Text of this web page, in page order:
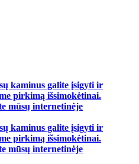
kaminus galite įsigyti ir
pirkimą išsimokėtinai.
mūsų internetinėje
kaminus galite įsigyti ir
pirkimą išsimokėtinai.
mūsų internetinėje